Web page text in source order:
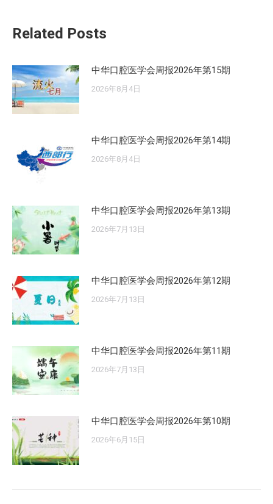
Related Posts
中华口腔医学会周报2026年第15期
2026年8月4日
中华口腔医学会周报2026年第14期
2026年8月4日
中华口腔医学会周报2026年第13期
2026年7月13日
中华口腔医学会周报2026年第12期
2026年7月13日
中华口腔医学会周报2026年第11期
2026年7月13日
中华口腔医学会周报2026年第10期
2026年6月15日